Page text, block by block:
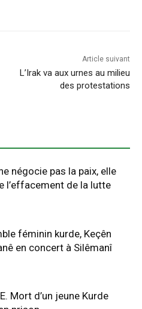
Article suivant
L’Irak va aux urnes au milieu
des protestations
négocie pas la paix, elle
l’effacement de la lutte
féminin kurde, Keçên
en concert à Silêmanî
Mort d’un jeune Kurde